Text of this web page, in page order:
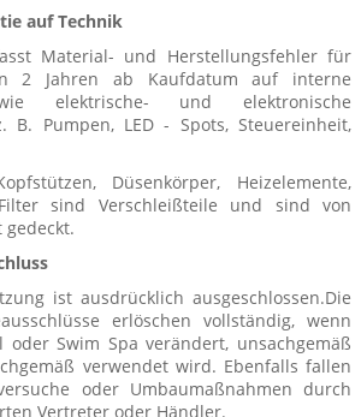
auf Technik
Material- und Herstellungsfehler für
2 Jahren ab Kaufdatum auf interne
elektrische- und elektronische
B. Pumpen, LED - Spots, Steuereinheit,
Düsenkörper, Heizelemente,
sind Verschleißteile und sind von
ist ausdrücklich ausgeschlossen.Die
erlöschen vollständig, wenn
Swim Spa verändert, unsachgemäß
verwendet wird. Ebenfalls fallen
oder Umbaumaßnahmen durch
Vertreter oder Händler.